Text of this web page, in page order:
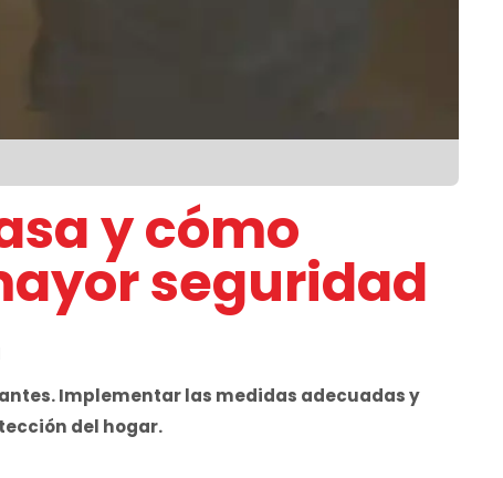
y cómo
seguridad
Implementar las medidas adecuadas y
del hogar.